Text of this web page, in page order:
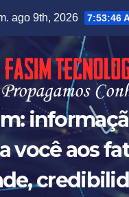
ago 9th, 2026 7:53:47
você aos